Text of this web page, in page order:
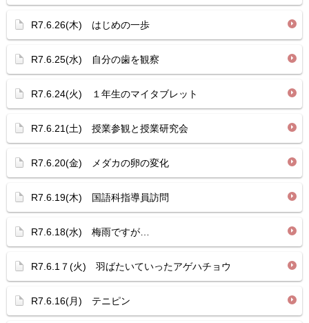
R7.6.26(木) はじめの一歩
R7.6.25(水) 自分の歯を観察
R7.6.24(火) １年生のマイタブレット
R7.6.21(土) 授業参観と授業研究会
R7.6.20(金) メダカの卵の変化
R7.6.19(木) 国語科指導員訪問
R7.6.18(水) 梅雨ですが…
R7.6.1７(火) 羽ばたいていったアゲハチョウ
R7.6.16(月) テニピン